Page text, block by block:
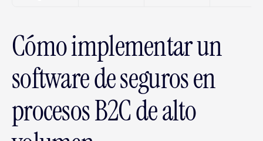
Cómo implementar un
software de seguros en
procesos B2C de alto